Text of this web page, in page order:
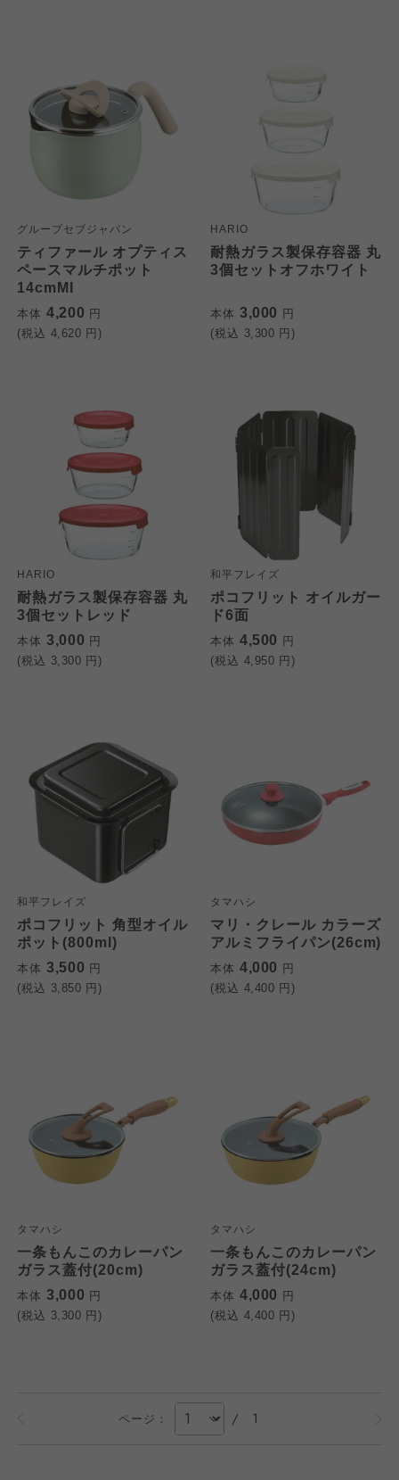
グループセブジャパン
ティファール オプティス
ペースマルチポット
14cmMI
本体 4,200 円
(税込 4,620 円)
HARIO
耐熱ガラス製保存容器 丸
3個セットオフホワイト
本体 3,000 円
(税込 3,300 円)
HARIO
耐熱ガラス製保存容器 丸
3個セットレッド
本体 3,000 円
(税込 3,300 円)
和平フレイズ
ポコフリット オイルガー
ド6面
本体 4,500 円
(税込 4,950 円)
和平フレイズ
ポコフリット 角型オイル
ポット(800ml)
本体 3,500 円
(税込 3,850 円)
タマハシ
マリ・クレール カラーズ
アルミフライパン(26cm)
本体 4,000 円
(税込 4,400 円)
タマハシ
一条もんこのカレーパン
ガラス蓋付(20cm)
本体 3,000 円
(税込 3,300 円)
タマハシ
一条もんこのカレーパン
ガラス蓋付(24cm)
本体 4,000 円
(税込 4,400 円)
ページ： / 1